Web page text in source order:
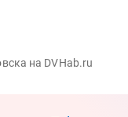
на DVHab.ru